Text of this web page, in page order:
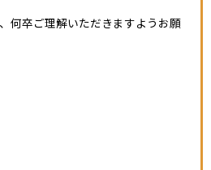
何卒ご理解いただきますようお願